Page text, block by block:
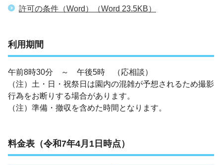
許可の条件（Word） （Word 23.5KB）
利用期間
午前8時30分 ～ 午後5時 （応相談）
（注）土・日・祝祭日は園内の混雑が予想されるため撮影
行為をお断りする場合があります。
（注）準備・撤収を含めた時間となります。
料金表（令和7年4月1日時点）